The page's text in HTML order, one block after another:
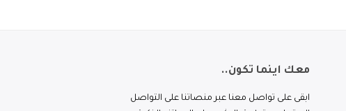
معك اينما تكون..
ابقى على تواصل معنا عبر منصاتنا على التواصل